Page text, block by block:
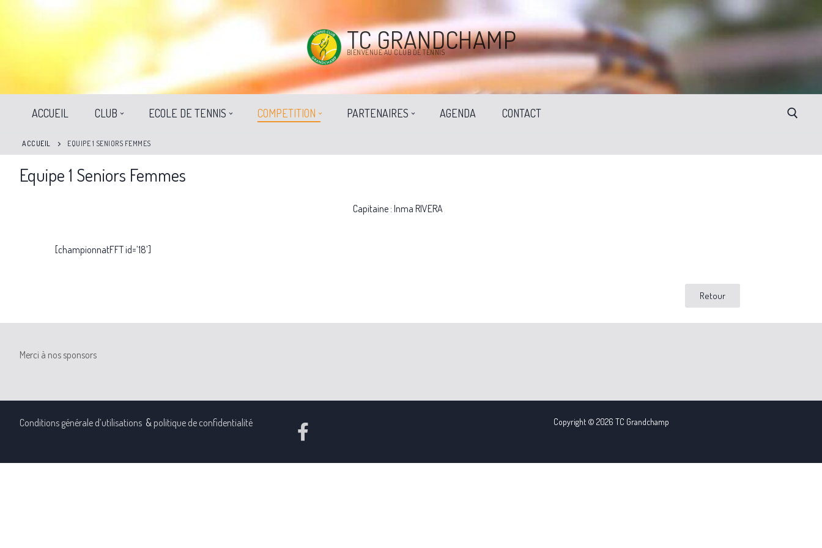
TC GRANDCHAMP
BIENVENUE AU CLUB DE TENNIS
ACCUEIL CLUB ECOLE DE TENNIS COMPETITION PARTENAIRES AGENDA CONTACT
ACCUEIL EQUIPE 1 SENIORS FEMMES
Equipe 1 Seniors Femmes
Capitaine : Inma RIVERA
[championnatFFT id=’18’]
Retour
Merci à nos sponsors
Conditions générale d’utilisations & politique de confidentialité Copyright © 2026 TC Grandchamp